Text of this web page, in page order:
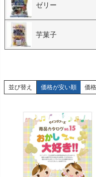
ゼリー
芋菓子
並び替え 価格が安い順 価